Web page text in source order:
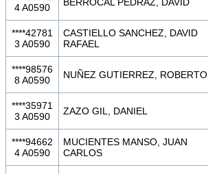
4 A0590
****42781
3 A0590
CASTIELLO SANCHEZ, DAVID
RAFAEL
****98576
8 A0590
NUÑEZ GUTIERREZ, ROBERTO
****35971
3 A0590
ZAZO GIL, DANIEL
****94662
4 A0590
MUCIENTES MANSO, JUAN
CARLOS